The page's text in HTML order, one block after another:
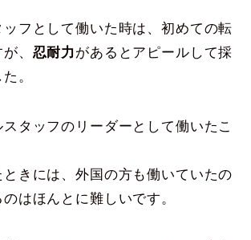
フとして働いた時は、初めての転
、 忍耐力があるとアピールして採
。
タッフのリーダーとして働いたこ
きには、外国の方も働いていたの
はほんとに難しいです。